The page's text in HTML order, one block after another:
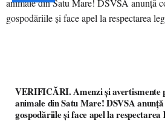
VERIFICĂRI. Amenzi și avertismente
animale din Satu Mare! DSVSA
gospodăriile și face apel la respectarea